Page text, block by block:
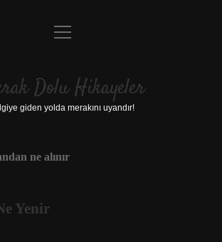
Anasayfa
Yasal Uyarı
menüyü
Dolu Hikayeler
giden yolda merakını uyandır!
ne alınır
Yenir